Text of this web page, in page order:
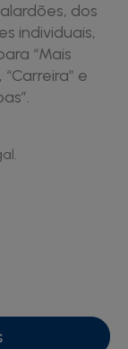
dos
individuais,
“Mais
e